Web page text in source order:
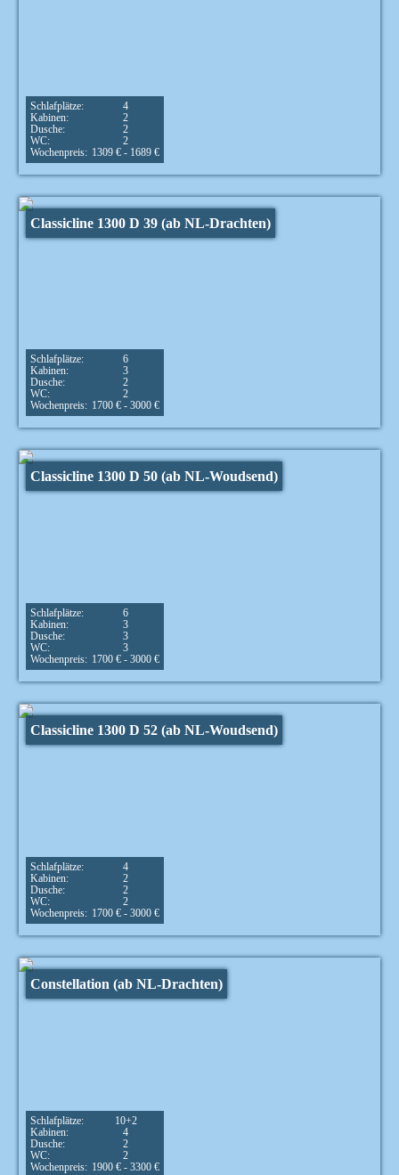
Schlafplätze:
4
Kabinen:
2
Dusche:
2
WC:
2
Wochenpreis: 1309 € - 1689 €
Classicline 1300 D 39 (ab NL-Drachten)
Schlafplätze:
6
Kabinen:
3
Dusche:
2
WC:
2
Wochenpreis: 1700 € - 3000 €
Classicline 1300 D 50 (ab NL-Woudsend)
Schlafplätze:
6
Kabinen:
3
Dusche:
3
WC:
3
Wochenpreis: 1700 € - 3000 €
Classicline 1300 D 52 (ab NL-Woudsend)
Schlafplätze:
4
Kabinen:
2
Dusche:
2
WC:
2
Wochenpreis: 1700 € - 3000 €
Constellation (ab NL-Drachten)
Schlafplätze:
10+2
Kabinen:
4
Dusche:
2
WC:
2
Wochenpreis: 1900 € - 3300 €